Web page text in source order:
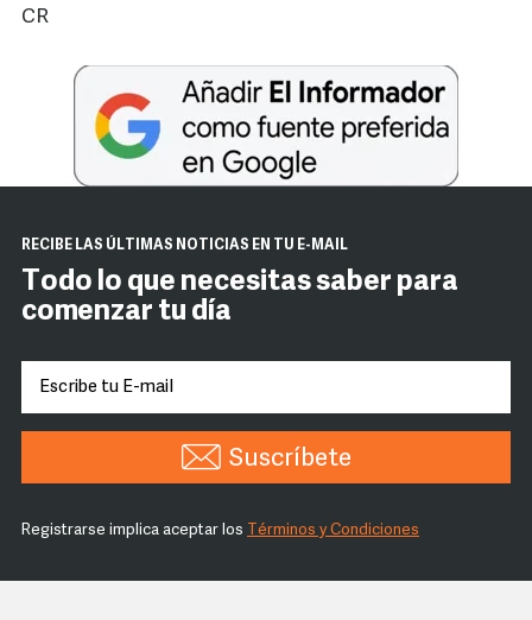
CR
RECIBE LAS ÚLTIMAS NOTICIAS EN TU E-MAIL
Todo lo que necesitas saber para
comenzar tu día
Suscríbete
Registrarse implica aceptar los Términos y Condiciones